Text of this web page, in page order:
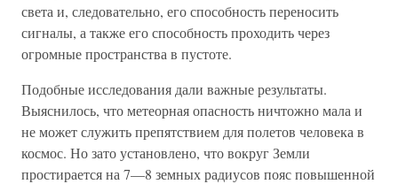
света и, следовательно, его способность переносить
сигналы, а также его способность проходить через
огромные пространства в пустоте.
Подобные исследования дали важные результаты.
Выяснилось, что метеорная опасность ничтожно мала и
не может служить препятствием для полетов человека в
космос. Но зато установлено, что вокруг Земли
простирается на 7—8 земных радиусов пояс повышенной